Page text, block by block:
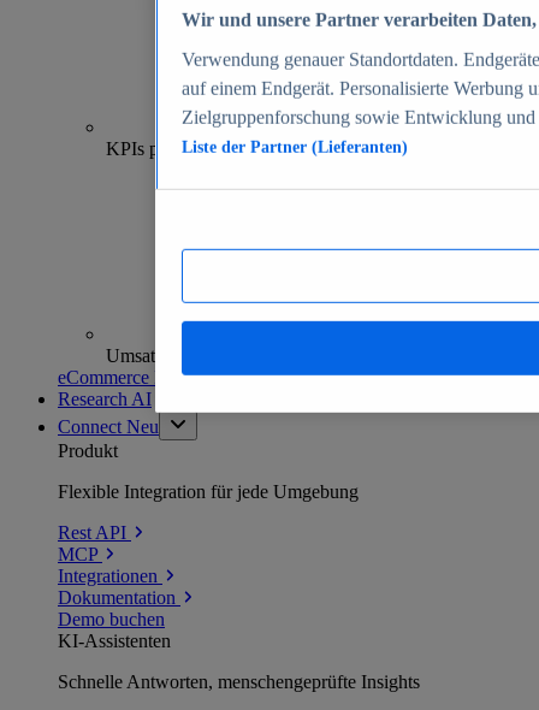
70+
KPIs pro Shop
Umsatzanalysen und -prognosen
eCommerce Insights entdecken
Research AI
Connect Neu
Produkt
Flexible Integration für jede Umgebung
Rest API
MCP
Integrationen
Dokumentation
Demo buchen
KI-Assistenten
Schnelle Antworten, menschengeprüfte Insights
Wir und unsere Partner verarbeiten
Verwendung genauer Standortdaten.
auf einem Endgerät. Personalisierte Werbung
Zielgruppenforschung sowie Entwicklung
Liste der Partner (Lieferanten)